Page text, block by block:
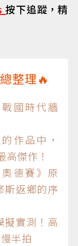
按下追蹤，精
整理🔥
國時代牆
作品中，
高傑作！
德賽》原
斯返鄉的序
實測！高
半拍